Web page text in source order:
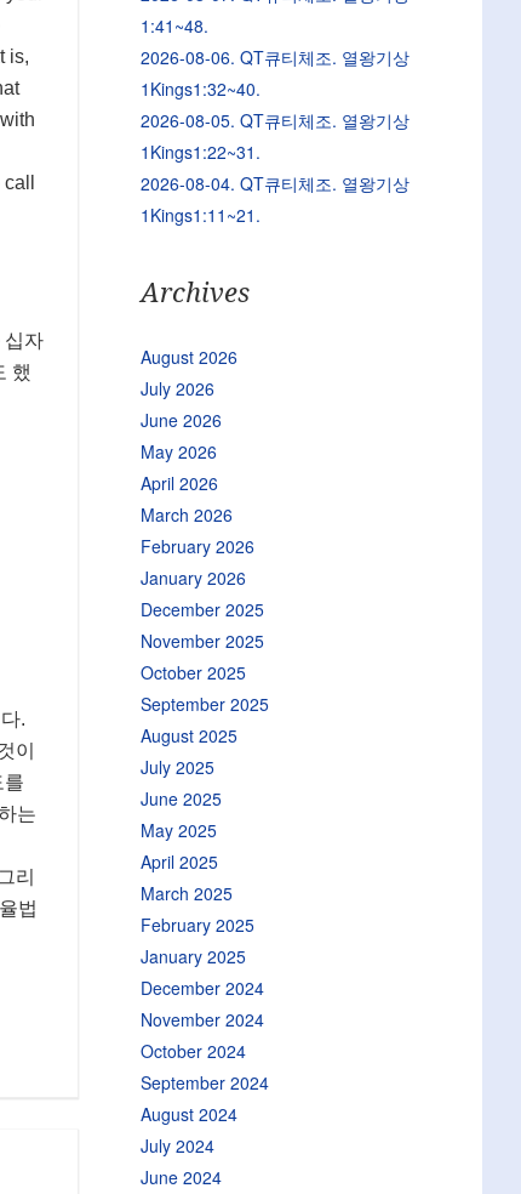
is,
십자
했
.
이
를
는
리
법
1:41~48.
2026-08-06. QT큐티체조. 열왕기상
1Kings1:32~40.
2026-08-05. QT큐티체조. 열왕기상
1Kings1:22~31.
2026-08-04. QT큐티체조. 열왕기상
1Kings1:11~21.
Archives
August 2026
July 2026
June 2026
May 2026
April 2026
March 2026
February 2026
January 2026
December 2025
November 2025
October 2025
September 2025
August 2025
July 2025
June 2025
May 2025
April 2025
March 2025
February 2025
January 2025
December 2024
November 2024
October 2024
September 2024
August 2024
July 2024
June 2024